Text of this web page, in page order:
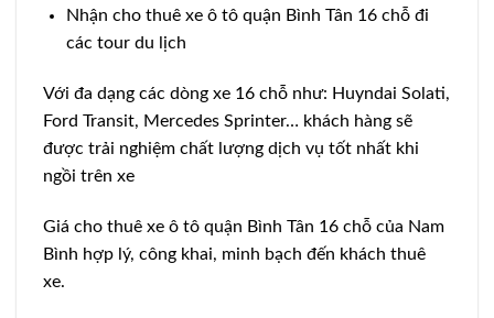
Nhận cho thuê xe ô tô quận Bình Tân 16 chỗ đi
các tour du lịch
Với đa dạng các dòng xe 16 chỗ như: Huyndai Solati,
Ford Transit, Mercedes Sprinter… khách hàng sẽ
được trải nghiệm chất lượng dịch vụ tốt nhất khi
ngồi trên xe
Giá cho thuê xe ô tô quận Bình Tân 16 chỗ của Nam
Bình hợp lý, công khai, minh bạch đến khách thuê
xe.